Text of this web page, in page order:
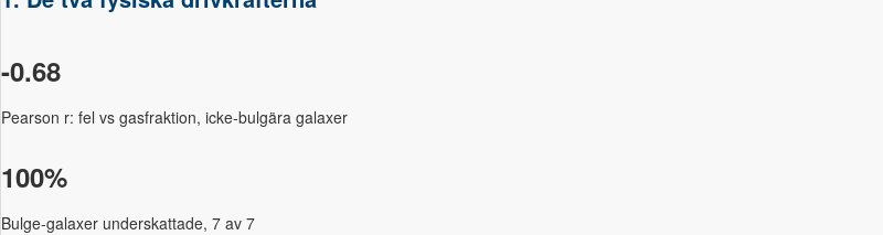
-0.68
Pearson r: fel vs gasfraktion, icke-bulgära galaxer
100%
Bulge-galaxer underskattade, 7 av 7